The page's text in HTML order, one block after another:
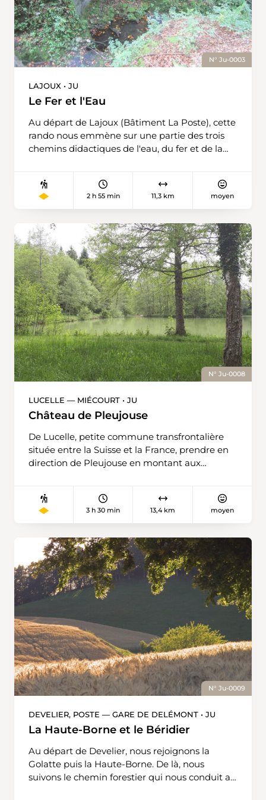
équestre. Avec ou sans visite, nous revenons à
Lajoux, notre lieu de départ.
N° Ju-0003
LAJOUX • JU
Le Fer et l'Eau
Au départ de Lajoux (Bâtiment La Poste), cette
rando nous emmène sur une partie des trois
chemins didactiques de l'eau, du fer et de la
commune de Lajoux, cf Découvertes/En
marche vers le paysage.
2 h 55 min 11,3 km moyen
N° Ju-0008
LUCELLE — MIÉCOURT • JU
Château de Pleujouse
De Lucelle, petite commune transfrontalière
située entre la Suisse et la France, prendre en
direction de Pleujouse en montant aux
suivre en direction de Charmoille. Au Chenêt,
bifurquer à gauche pour atteindre le village de
est Cornol. Ne pas pénétrer dans le village mais
par la droite, cheminer sur le chemin de
campagne qui conduit à l’étang de la Montoie
où une place de pique-nique est à disposition.
Traverser la forêt au sortir de laquelle, nous
apercevons Miécourt, notre lieu d’arrivée.
3 h 30 min 13,4 km moyen
N° Ju-0009
DEVELIER, POSTE — GARE DE DELÉMONT • JU
La Haute-Borne et le Béridier
Au départ de Develier, nous rejoignons la
Golatte puis la Haute-Borne. De là, nous
suivons le chemin forestier qui nous conduit au